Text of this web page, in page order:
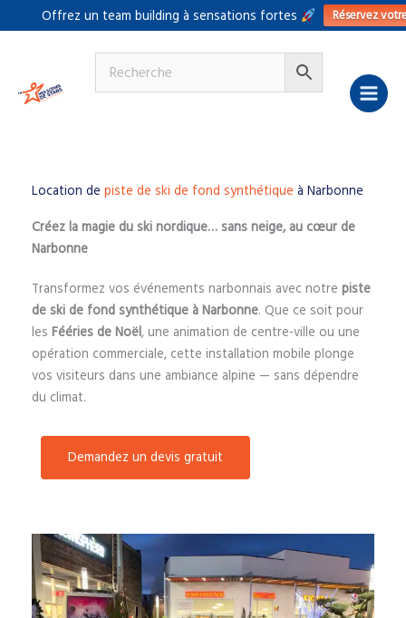
Offrez un team building à sensations fortes Réservez
au
Location de piste de ski de fond synthétique à Narbonne
Créez la magie du ski nordique… sans neige, au cœur de
Narbonne
Transformez vos événements narbonnais avec notre piste
de ski de fond synthétique à Narbonne. Que ce soit pour
les Fééries de Noël, une animation de centre-ville ou une
opération commerciale, cette installation mobile plonge
vos visiteurs dans une ambiance alpine — sans dépendre
du climat.
Demandez un devis gratuit